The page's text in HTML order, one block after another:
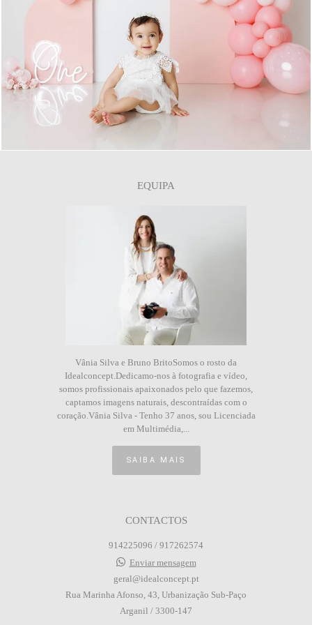
0
EQUIPA
Vânia Silva e Bruno BritoSomos o rosto da
Idealconcept.Dedicamo-nos à fotografia e vídeo,
somos profissionais apaixonados pelo que fazemos,
captamos imagens naturais, descontraídas com o
coração.Vânia Silva - Tenho 37 anos, sou Licenciada
em Multimédia,...
SAIBA MAIS
CONTACTOS
914225096 / 917262574
Enviar mensagem
geral@idealconcept.pt
Rua Marinha Afonso, 43, Urbanização Sub-Paço
Arganil / 3300-147